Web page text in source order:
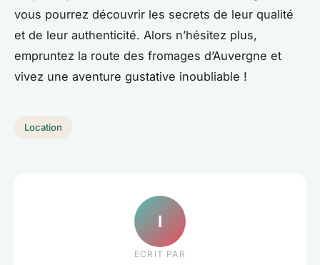
vous pourrez découvrir les secrets de leur qualité
et de leur authenticité. Alors n’hésitez plus,
empruntez la route des fromages d’Auvergne et
vivez une aventure gustative inoubliable !
Location
I
ECRIT PAR